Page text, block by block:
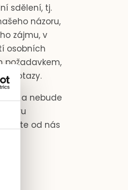
sdělení, tj.
názoru,
zájmu, v
osobních
požadavkem,
dotazy.
a nebude
jste od nás